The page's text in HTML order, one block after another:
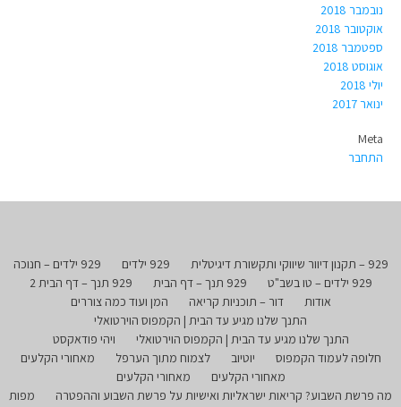
נובמבר 2018
אוקטובר 2018
ספטמבר 2018
אוגוסט 2018
יולי 2018
ינואר 2017
Meta
התחבר
929 – תקנון דיוור שיווקי ותקשורת דיגיטלית 929 ילדים
929 ילדים – חנוכה
929 ילדים – טו בשב"ט
929 תנך – דף הבית
929 תנך – דף הבית 2
אודות
דור – תוכניות קריאה
המן ועוד כמה צוררים
התנך שלנו מגיע עד הבית | הקמפוס הוירטואלי
התנך שלנו מגיע עד הבית | הקמפוס הוירטואלי
ויהי פודאקסט
חלופה לעמוד הקמפוס
יוטיוב לצמוח מתוך הערפל
מאחורי הקלעים
מאחורי הקלעים
מאחורי הקלעים
מה פרשת השבוע? קריאות ישראליות ואישיות על פרשת השבוע וההפטרה
מפות